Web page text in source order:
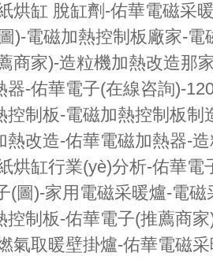
烘缸 脫缸劑-佑華電磁采
)-電磁加熱控制板廠家-電
商家)-造粒機加熱改造那
器-佑華電子(在線咨詢)-
控制板-電磁加熱控制板制
熱改造-佑華電磁加熱器-
烘缸行業(yè)分析-佑華電
(圖)-家用電磁采暖爐-電磁
控制板-佑華電子(推薦商
氣取暖壁掛爐-佑華電磁